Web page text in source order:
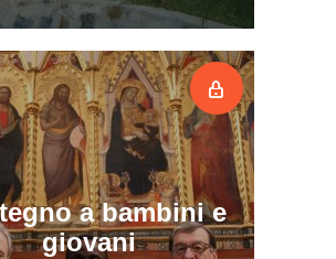
a bambini e
giovani